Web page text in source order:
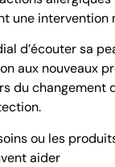
une intervention
d’écouter sa
aux nouveaux
du changement
ou les
aider